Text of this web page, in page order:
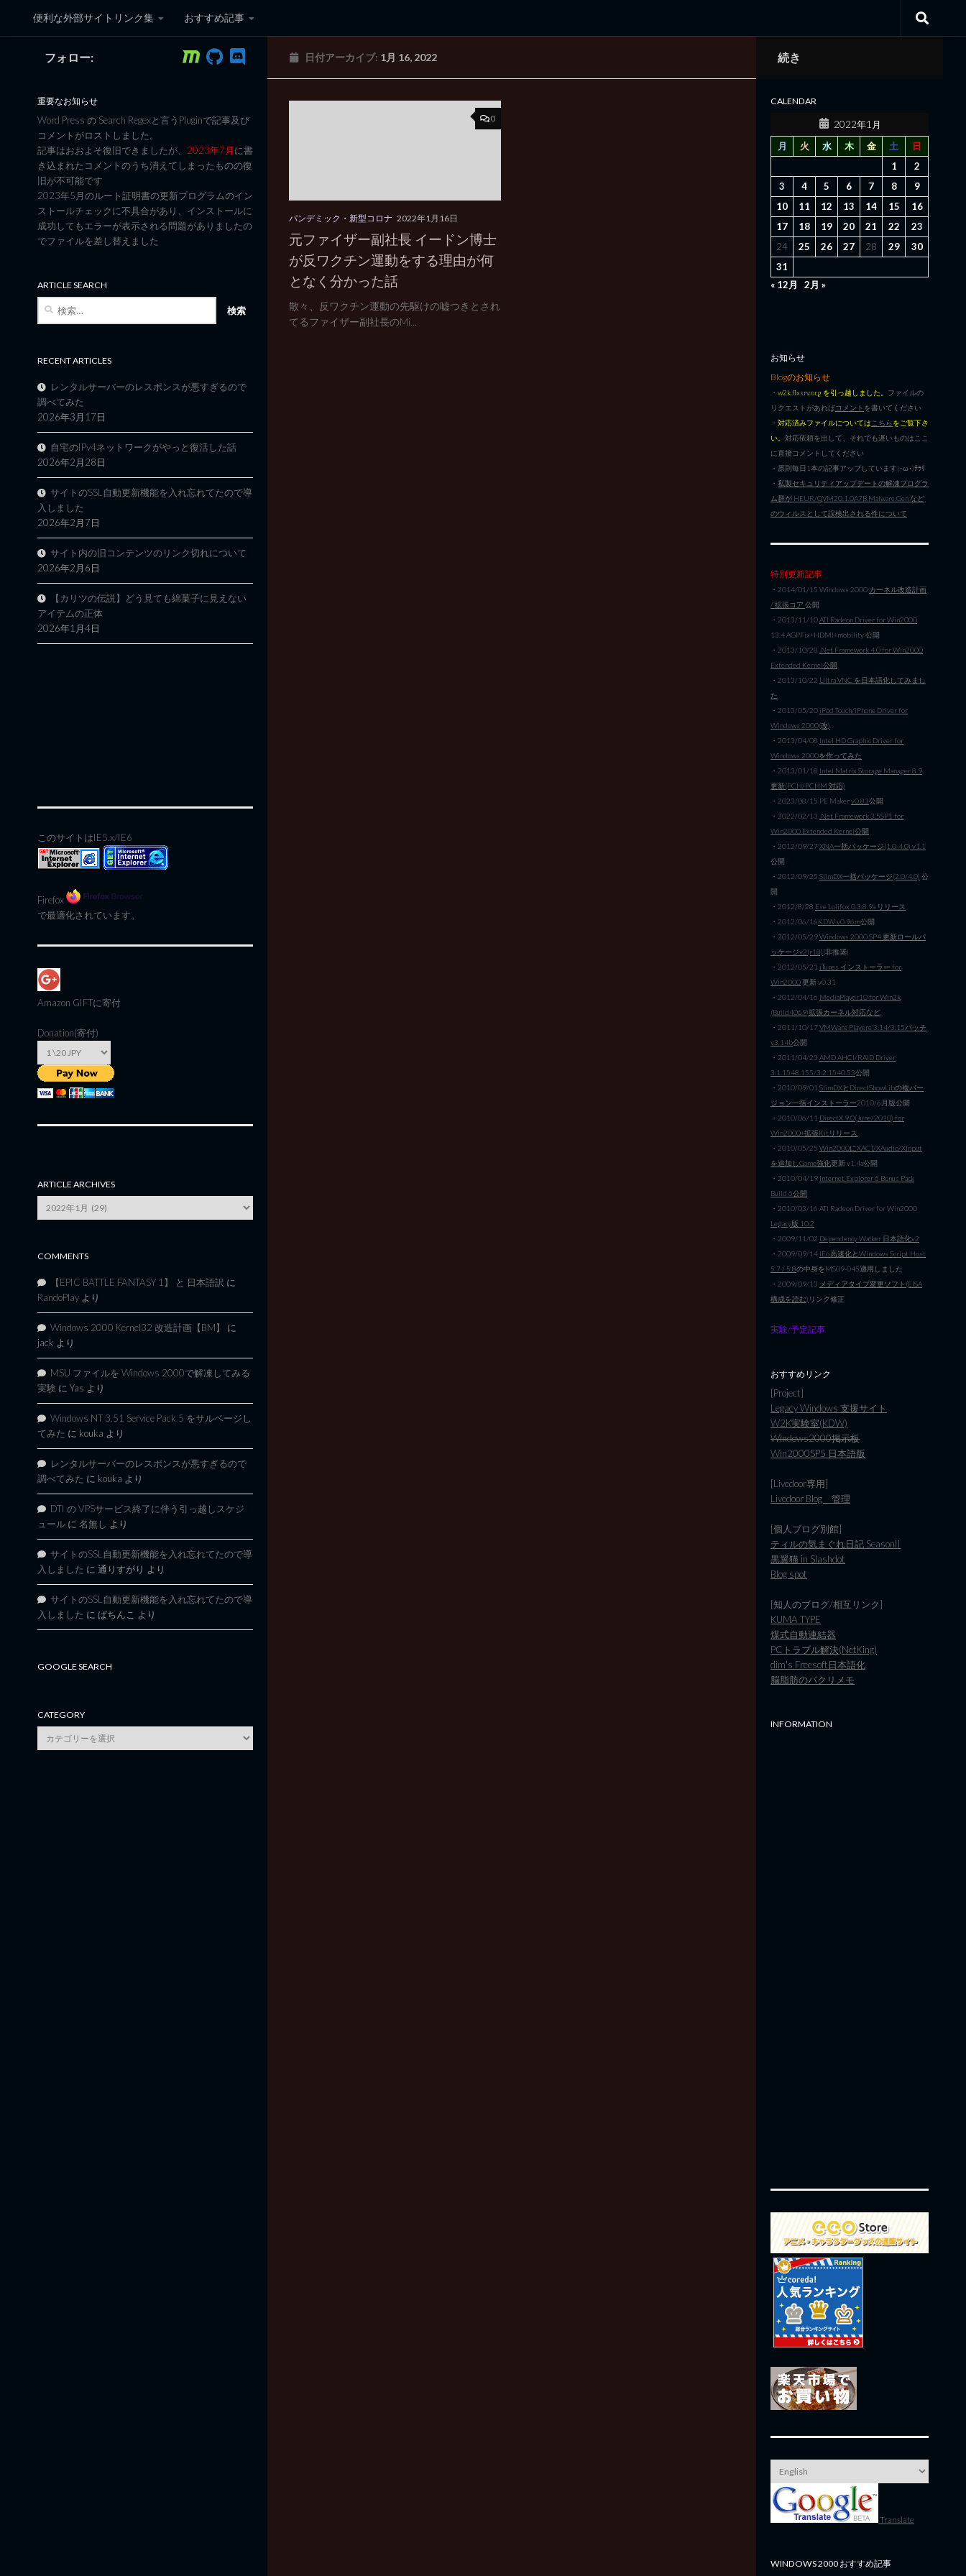
コンテンツへスキップ
便利な外部サイトリンク集 おすすめ記事
黒翼猫のコンピュータ日記 3rd Edition
日付アーカイブ: 1月 16, 2022
0
パンデミック・新型コロナ 2022年1月16日
元ファイザー副社長 イードン博士
が反ワクチン運動をする理由が何
となく分かった話
散々、反ワクチン運動の先駆けの嘘つきとされ
てるファイザー副社長のMi...
フォロー:
重要なお知らせ
Word Press の Search Regexと言うPluginで記事及び
コメントがロストしました。
記事はおおよそ復旧できましたが、 2023年7月に書
き込まれたコメントのうち消えてしまったものの復
旧が不可能です
2023年5月のルート証明書の更新プログラムのイン
ストールチェックに不具合があり、インストールに
成功してもエラーが表示される問題がありましたの
でファイルを差し替えました
ARTICLE SEARCH
RECENT ARTICLES
レンタルサーバーのレスポンスが悪すぎるので
調べてみた
2026年3月17日
自宅のIPv4ネットワークがやっと復活した話
2026年2月28日
サイトのSSL自動更新機能を入れ忘れてたので導
入しました
2026年2月7日
サイト内の旧コンテンツのリンク切れについて
2026年2月6日
【カリツの伝説】どう見ても綿菓子に見えない
アイテムの正体
2026年1月4日
このサイトはIE5.x/IE6
Firefox
で最適化されています。
Amazon GIFTに寄付
Donation(寄付)
ARTICLE ARCHIVES
Archives
COMMENTS
【EPIC BATTLE FANTASY 1】 と 日本語訳 に
RandoPlay より
Windows 2000 Kernel32 改造計画【BM】
に
jack より
MSU ファイルを Windows 2000で解凍してみる
実験 に Yas より
Windows NT 3.51 Service Pack 5 をサルベージし
てみた に kouka より
レンタルサーバーのレスポンスが悪すぎるので
調べてみた に kouka より
DTI の VPSサービス終了に伴う引っ越しスケジ
ュール に 名無し より
サイトのSSL自動更新機能を入れ忘れてたので導
入しました に 通りすがり より
サイトのSSL自動更新機能を入れ忘れてたので導
入しました に ぱちんこ より
GOOGLE SEARCH
CATEGORY
category
続き
CALENDAR
2022年1月
月
火 水 木 金 土
日
1
2
3
4 5 6 7 8
9
10
11 12 13 14 15
16
17
18 19 20 21 22
23
24
25 26 27 28 29
30
31
« 12月
2月 »
お知らせ
Blogのお知らせ
・ w2k.flxsrv.org を引っ越しました。 ファイルの
リクエストがあればコメント を書いてください
・ 対応済みファイルについては こちらをご覧下さ
い。 対応依頼を出して、それでも遅いものはここ
に直接コメントしてください
・原則毎日1本の記事アップしています|･ω･)ﾁﾗﾘ
・ 私製セキュリティアップデートの解凍プログラ
ム群が HEUR/QVM20.1.0A7B.Malware.Gen など
のウィルスとして誤検出される件について
特別更新記事
・2014/01/15 Windows 2000 カーネル改造計画
/ 拡張コア 公開
・2013/11/10ATI Radeon Driver for Win2000
13.4 AGPFix+HDMI+mobility 公開
・2013/10/28 .Net Framework 4.0 for Win2000
Extended Kernel公開
・2013/10/22 Ultra VNC を日本語化してみまし
た
・2013/05/20 iPod Touch/iPhone Driver for
Windows 2000(改)
・2013/04/08 Intel HD Graphic Driver for
Windows 2000を作ってみた
・2013/01/18 Intel Matrix Storage Manager 8.9
更新(PCH/PCHM 対応)
・2023/08/15 PE Makerv0.83公開
・2022/02/13 .Net Framework 3.5SP1 for
Win2000 Extended Kernel公開
・2012/09/27XNA一括パッケージ(1.0-4.0) v1.1
公開
・2012/09/25 SlimDX一括パッケージ(2.0/4.0) 公
開
・2012/8/28 Ese Lolifox 0.3.8.9a リリース
・2012/06/16KDW v0.96m公開
・2012/05/29Windows 2000 SP4 更新ロールパ
ッケージv2(r18)(非推奨)
・2012/05/21 iTunes インストーラー for
Win2000更新 v0.31
・2012/04/16 MediaPlayer10 for Win2k
(Build4069)拡張カーネル対応など
・2011/10/17VMWare Playere 3.14/3.15パッチ
v3.14b公開
・2011/04/23 AMD AHCI/RAID Driver
3.1.1548.155/3.2.1540.53公開
・2010/09/01 SlimDXとDirectShowLibの複バー
ジョン一括インストーラー2010/6月版公開
・2010/06/11 DirectX 9.0(June/2010) for
Win2000+拡張Kitリリース
・2010/05/25 Win2000にXACT/XAudio/XInput
を追加しGame強化更新 v1.4a公開
・2010/04/19 Internet Explorer 6 Bonus Pack
Build 6公開
・2010/03/16 ATI Radeon Driver for Win2000
Legacy版 10.2
・2009/11/02 Dependency Walker 日本語化v2
・2009/09/14 IE6高速化とWindows Script Host
5.7 / 5.8の中身をMS09-045適用しました
・2009/09/13 メディアタイプ変更ソフト(EISA
構成を読む) リンク修正
実験/予定記事
おすすめリンク
[Project]
Legacy Windows 支援サイト
W2K実験室(KDW)
Windows2000掲示板
Win2000SP5 日本語版
[Livedoor専用]
Livedoor Blog 管理
[個人ブログ別館]
ティルの気まぐれ日記 SeasonII
黒翼猫 in Slashdot
Blog spot
[知人のブログ/相互リンク]
KUMA TYPE
煤式自動連結器
PCトラブル解決(NetKing)
dim's Freesoft日本語化
脳脂肪のパクリメモ
INFORMATION
Translate
WINDOWS 2000 おすすめ記事